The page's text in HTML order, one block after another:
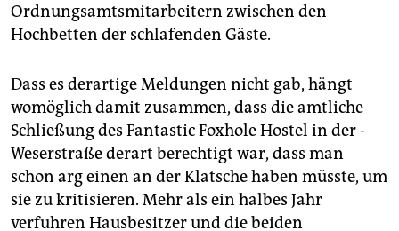
Ordnungsamtsmitarbeitern zwischen den
Hochbetten der schlafenden Gäste.
Dass es derartige Meldungen nicht gab, hängt
womöglich damit zusammen, dass die amtliche
Schließung des Fantastic Foxhole Hostel in der ­
Weserstraße derart berechtigt war, dass man
schon arg einen an der Klatsche haben müsste, um
sie zu kritisieren. Mehr als ein halbes Jahr
verfuhren Hausbesitzer und die beiden